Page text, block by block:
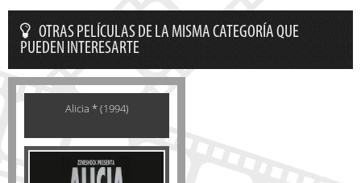
OTRAS PELÍCULAS DE LA MISMA CATEGORÍA QUE
PUEDEN INTERESARTE
Alicia * (1994)